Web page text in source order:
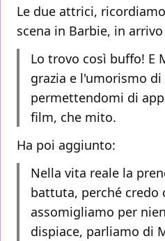
Le due attrici,
scena in Barbie, in
Lo trovo così buffo! E
grazia e l'umorismo
permettendomi di
film, che mito.
Ha poi aggiunto:
Nella vita reale la
battuta, perché credo
assomigliamo per
dispiace, parliamo di